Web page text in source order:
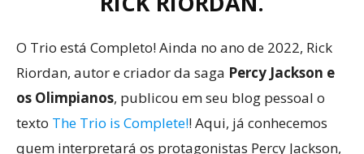
O Trio está Completo! Ainda no ano de 2022, Rick
Riordan, autor e criador da saga Percy Jackson e
os Olimpianos, publicou em seu blog pessoal o
texto The Trio is Complete!! Aqui, já conhecemos
quem interpretará os protagonistas Percy Jackson,